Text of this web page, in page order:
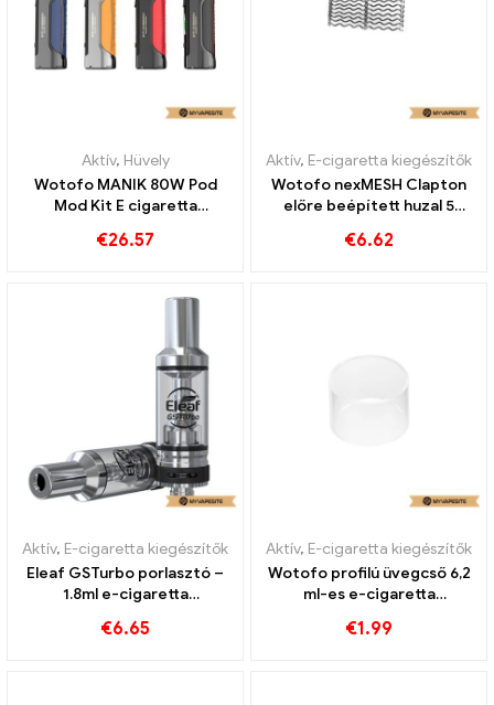
Aktív, Hüvely
Wotofo MANIK 80W Pod
Mod Kit E cigaretta
€26.57
Aktív, E-cigaretta kiegészítők
Wotofo nexMESH Clapton
előre beépített huzal 5
nagykereskedés 丨Egyedi
€6.62
Aktív, E-cigaretta kiegészítők
Eleaf GSTurbo porlasztó –
1.8ml e-cigaretta
€6.65
Aktív, E-cigaretta kiegészítők
Wotofo profilú üvegcső 6,2
ml-es e-cigaretta
€1.99